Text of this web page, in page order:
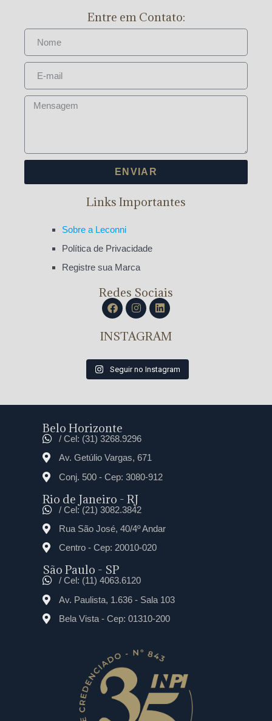
Entre em Contato:
ENVIAR
Links Importantes
Sobre a Leconni
Política de Privacidade
Registre sua Marca
Redes Sociais
INSTAGRAM
Seguir no Instagram
Belo Horizonte
/ Cel: (31) 3268.9296
Av. Getúlio Vargas, 671
Conj. 500 - Cep: 3080-912
Rio de Janeiro - RJ
/ Cel: (21) 3082.3842
Rua São José, 40/4º Andar
Centro - Cep: 20010-020
São Paulo - SP
/ Cel: (11) 4063.6120
Av. Paulista, 1.636 - Sala 103
Bela Vista - Cep: 01310-200